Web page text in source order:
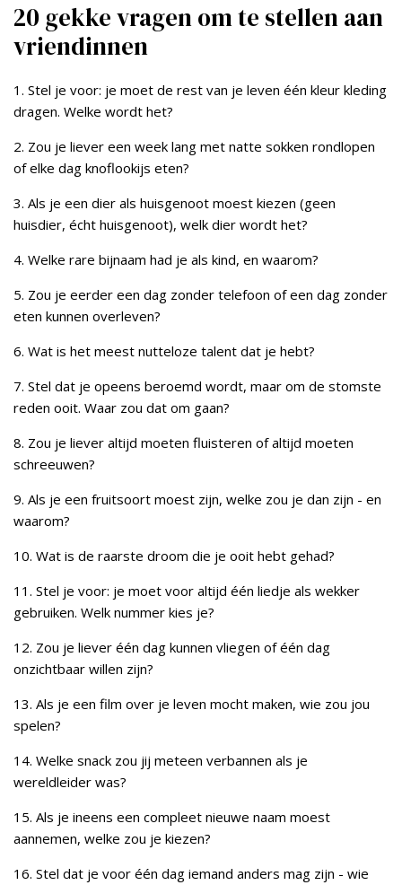
20 gekke vragen om te stellen aan
vriendinnen
1. Stel je voor: je moet de rest van je leven één kleur kleding
dragen. Welke wordt het?
2. Zou je liever een week lang met natte sokken rondlopen
of elke dag knoflookijs eten?
3. Als je een dier als huisgenoot moest kiezen (geen
huisdier, écht huisgenoot), welk dier wordt het?
4. Welke rare bijnaam had je als kind, en waarom?
5. Zou je eerder een dag zonder telefoon of een dag zonder
eten kunnen overleven?
6. Wat is het meest nutteloze talent dat je hebt?
7. Stel dat je opeens beroemd wordt, maar om de stomste
reden ooit. Waar zou dat om gaan?
8. Zou je liever altijd moeten fluisteren of altijd moeten
schreeuwen?
9. Als je een fruitsoort moest zijn, welke zou je dan zijn - en
waarom?
10. Wat is de raarste droom die je ooit hebt gehad?
11. Stel je voor: je moet voor altijd één liedje als wekker
gebruiken. Welk nummer kies je?
12. Zou je liever één dag kunnen vliegen of één dag
onzichtbaar willen zijn?
13. Als je een film over je leven mocht maken, wie zou jou
spelen?
14. Welke snack zou jij meteen verbannen als je
wereldleider was?
15. Als je ineens een compleet nieuwe naam moest
aannemen, welke zou je kiezen?
16. Stel dat je voor één dag iemand anders mag zijn - wie